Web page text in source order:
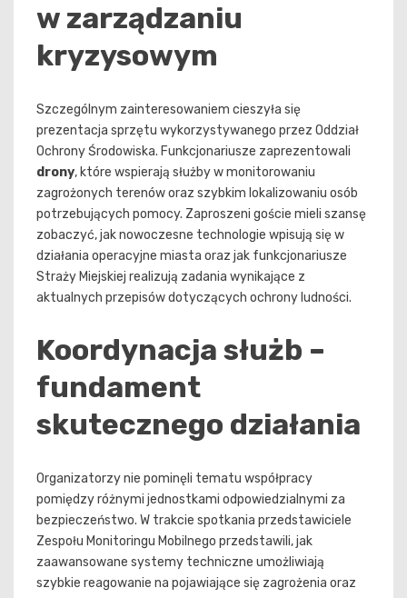
w zarządzaniu
kryzysowym
Szczególnym zainteresowaniem cieszyła się
prezentacja sprzętu wykorzystywanego przez Oddział
Ochrony Środowiska. Funkcjonariusze zaprezentowali
drony, które wspierają służby w monitorowaniu
zagrożonych terenów oraz szybkim lokalizowaniu osób
potrzebujących pomocy. Zaproszeni goście mieli szansę
zobaczyć, jak nowoczesne technologie wpisują się w
działania operacyjne miasta oraz jak funkcjonariusze
Straży Miejskiej realizują zadania wynikające z
aktualnych przepisów dotyczących ochrony ludności.
Koordynacja służb –
fundament
skutecznego działania
Organizatorzy nie pominęli tematu współpracy
pomiędzy różnymi jednostkami odpowiedzialnymi za
bezpieczeństwo. W trakcie spotkania przedstawiciele
Zespołu Monitoringu Mobilnego przedstawili, jak
zaawansowane systemy techniczne umożliwiają
szybkie reagowanie na pojawiające się zagrożenia oraz